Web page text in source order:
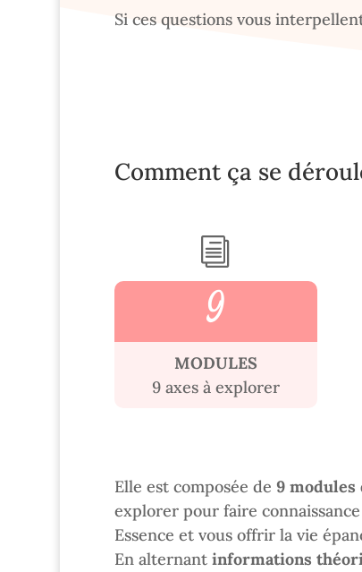
Si ces questions vous
Comment ça se
i
9
MODULES
9 axes à explorer
Elle est composée de 9 modules
explorer pour faire
Essence et vous offrir la vie
En alternant informations